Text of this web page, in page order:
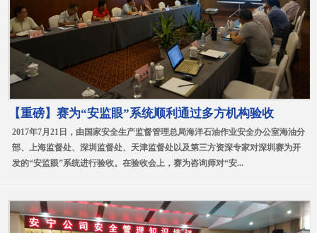
【重磅】赛为“安监眼”系统顺利通过多方机构验收
2017年7月21日，由国家安全生产监督管理总局海洋石油作业安全办公室海油分
部、上海监督处、深圳监督处、天津监督处以及第三方资深专家对深圳赛为开
发的“安监眼”系统进行验收。在验收会上，赛为咨询师对“安...